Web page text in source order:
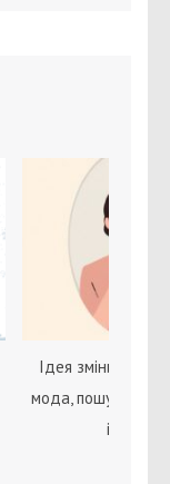
Ідея зміни статі
мода, пошук себе